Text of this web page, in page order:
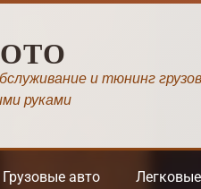
и тюнинг
руками
Грузовые авто